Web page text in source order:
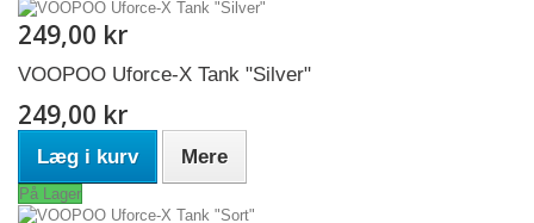
249,00 kr
VOOPOO Uforce-X Tank "Silver"
249,00 kr
Læg i kurv Mere
På Lager